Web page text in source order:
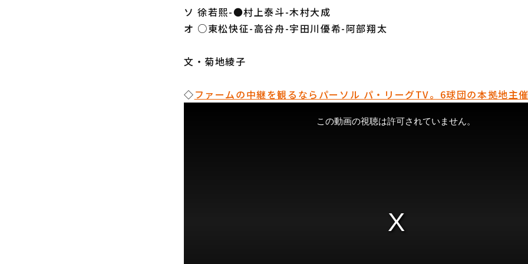
ソ 徐若熙-●村上泰斗-木村大成
オ ○東松快征-高谷舟-宇田川優希-阿部翔太
文・菊地綾子
◇ファームの中継を観るならパーソル パ・リーグTV。6球団の本拠地主